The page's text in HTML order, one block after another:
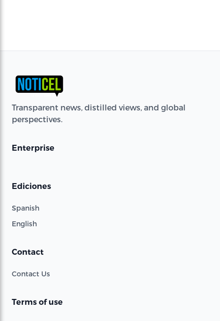
Transparent news, distilled views, and global
perspectives.
Enterprise
Ediciones
Spanish
English
Contact
Contact Us
Terms of use